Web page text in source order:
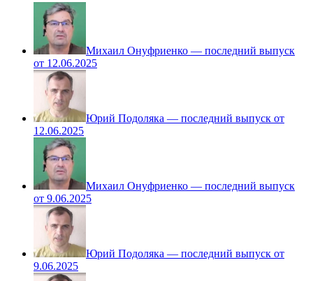
Михаил Онуфриенко — последний выпуск
от 12.06.2025
Юрий Подоляка — последний выпуск от
12.06.2025
Михаил Онуфриенко — последний выпуск
от 9.06.2025
Юрий Подоляка — последний выпуск от
9.06.2025